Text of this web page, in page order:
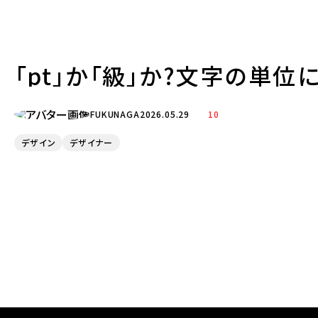
「pt」か「級」か?文字の単位
FUKUNAGA2026.05.29 10
デザイン デザイナー